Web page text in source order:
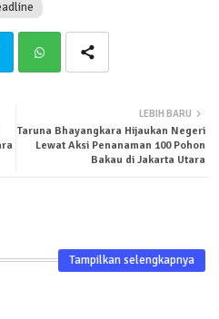
tsa
LEBIH BARU
Taruna Bhayangkara Hijaukan Negeri
Lewat Aksi Penanaman 100 Pohon
Bakau di Jakarta Utara
Tampilkan selengkapnya